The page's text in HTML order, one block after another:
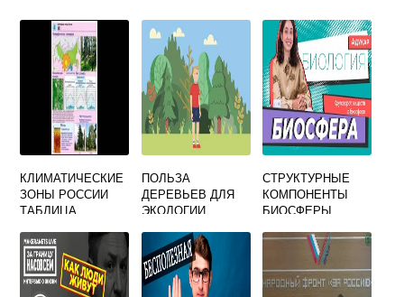
КЛИМАТИЧЕСКИЕ
ЗОНЫ РОССИИ
ТАБЛИЦА
ПОЛЬЗА
ДЕРЕВЬЕВ ДЛЯ
ЭКОЛОГИИ
СТРУКТУРНЫЕ
КОМПОНЕНТЫ
БИОСФЕРЫ